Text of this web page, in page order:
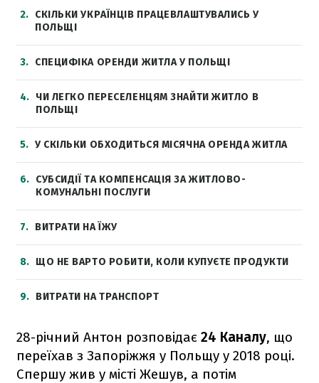
2
СКІЛЬКИ УКРАЇНЦІВ ПРАЦЕВЛАШТУВАЛИСЬ У
ПОЛЬЩІ
3 СПЕЦИФІКА ОРЕНДИ ЖИТЛА У ПОЛЬЩІ
4
ЧИ ЛЕГКО ПЕРЕСЕЛЕНЦЯМ ЗНАЙТИ ЖИТЛО В
ПОЛЬЩІ
5 У СКІЛЬКИ ОБХОДИТЬСЯ МІСЯЧНА ОРЕНДА ЖИТЛА
6
СУБСИДІЇ ТА КОМПЕНСАЦІЯ ЗА ЖИТЛОВО-
КОМУНАЛЬНІ ПОСЛУГИ
7 ВИТРАТИ НА ЇЖУ
8 ЩО НЕ ВАРТО РОБИТИ, КОЛИ КУПУЄТЕ ПРОДУКТИ
9 ВИТРАТИ НА ТРАНСПОРТ
28-річний Антон розповідає 24 Каналу, що
переїхав з Запоріжжя у Польщу у 2018 році.
Спершу жив у місті Жешув, а потім